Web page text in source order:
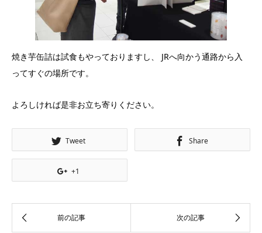
焼き芋缶詰は試食もやっておりますし、 JRへ向かう通路から入
ってすぐの場所です。
よろしければ是非お立ち寄りください。
Tweet Share
+1